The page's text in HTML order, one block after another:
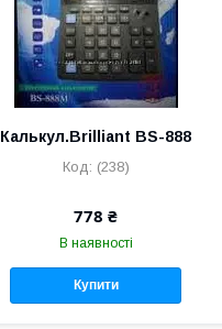
Калькул.Brilliant BS-888
(238)
778 ₴
В наявності
Купити